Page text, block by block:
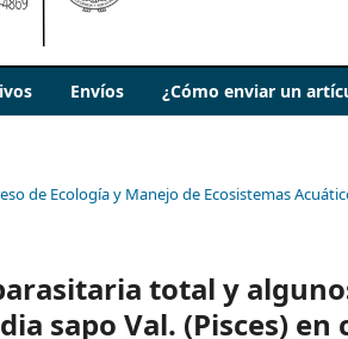
Envíos ¿Cómo enviar un
de Ecología y Manejo de Ecosistemas
total y
sapo Val. (Pisces) en